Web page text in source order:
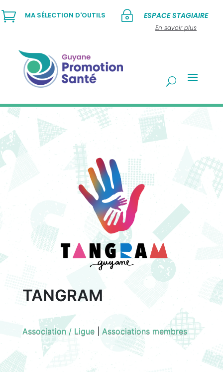
~ ESPACE STAGIAIRE
En savoir plus
 MA SÉLECTION D'OUTILS
TANGRAM
Association / Ligue| Associations membres